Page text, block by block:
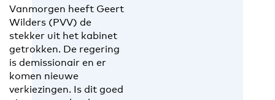
Vanmorgen heeft Geert
Wilders (PVV) de
stekker uit het kabinet
getrokken. De regering
is demissionair en er
komen nieuwe
verkiezingen. Is dit goed